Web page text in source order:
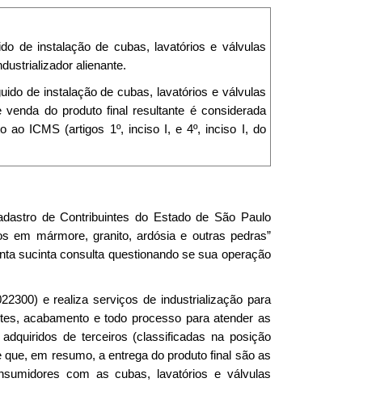
de instalação de cubas, lavatórios e válvulas
alienante.
de instalação de cubas, lavatórios e válvulas
venda do produto final resultante é considerada
ao ICMS (artigos 1º, inciso I, e 4º, inciso I, do
de Contribuintes do Estado de São Paulo
em mármore, granito, ardósia e outras pedras”
sucinta consulta questionando se sua operação
e realiza serviços de industrialização para
acabamento e todo processo para atender as
de terceiros (classificadas na posição
em resumo, a entrega do produto final são as
com as cubas, lavatórios e válvulas